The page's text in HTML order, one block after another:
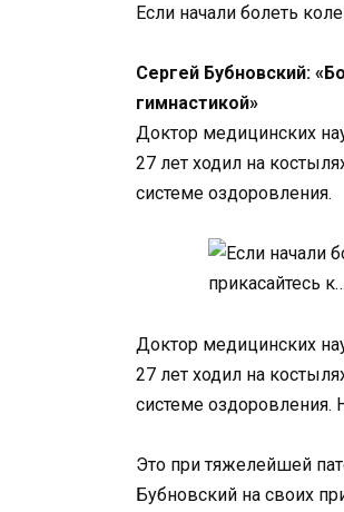
Если начали болеть
Сергей Бубновский:
гимнастикой»
Доктор медицинских
27 лет ходил на
системе оздоровления.
Доктор медицинских
27 лет ходил на
системе оздоровления.
Это при тяжелейшей
Бубновский на своих